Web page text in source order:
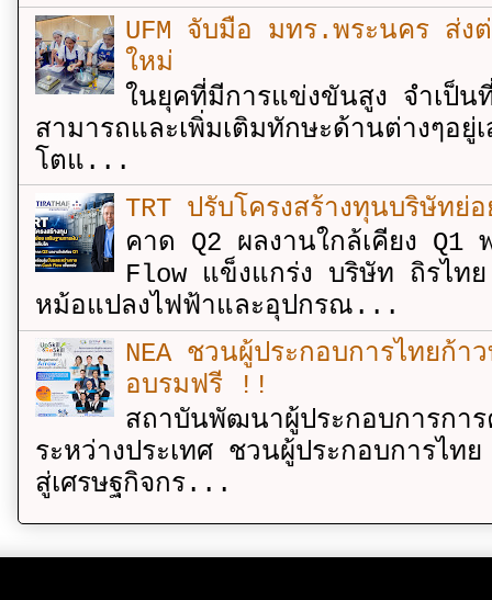
UFM จับมือ มทร.พระนคร ส่งต่
ใหม่
ในยุคที่มีการแข่งขันสูง จำเป็
สามารถและเพิ่มเติมทักษะด้านต่างๆอยู่
โตแ...
TRT ปรับโครงสร้างทุนบริษัทย่
คาด Q2 ผลงานใกล้เคียง Q1
Flow แข็งแกร่ง บริษัท ถิรไ
หม้อแปลงไฟฟ้าและอุปกรณ...
NEA ชวนผู้ประกอบการไทยก้า
อบรมฟรี !!
สถาบันพัฒนาผู้ประกอบการกา
ระหว่างประเทศ ชวนผู้ประกอบการไท
สู่เศรษฐกิจกร...